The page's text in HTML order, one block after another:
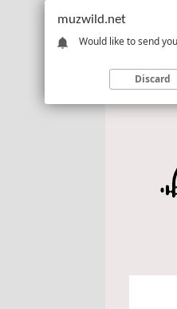
muzwild.net
Would like to send
Discard